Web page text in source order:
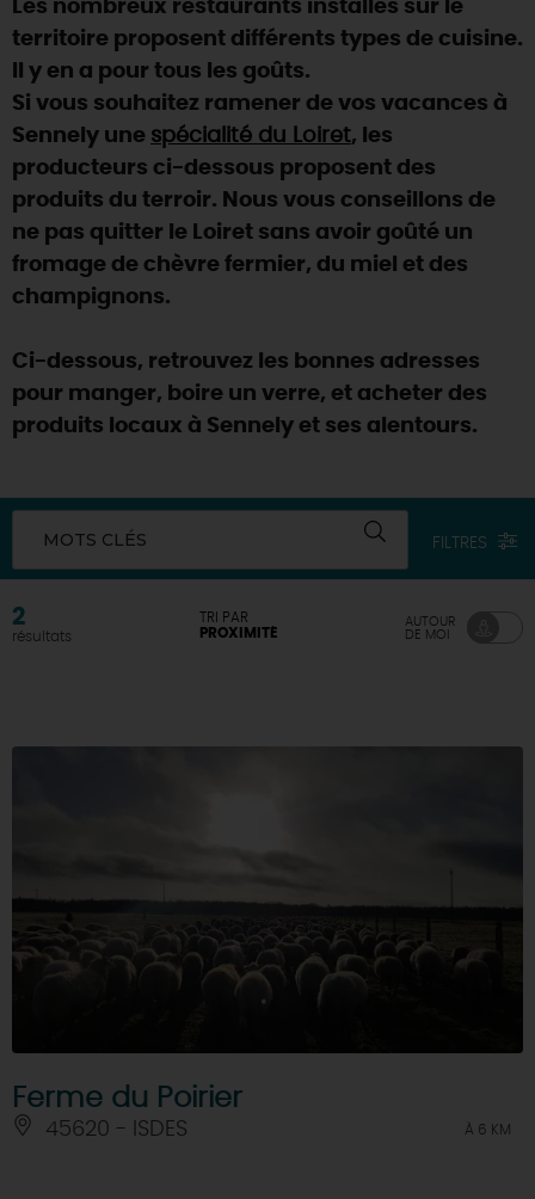
TOUTES LES ACTIVITÉS
Visitesgourmandeset créatives
Vins et vignobles
Chic, une aire de pique-nique
Par ici lesguinguettes
Que rapporter du Loiret ?
La Route des Métiers d'Art
TOUT L'ART DE VIVRE
Des vacances auprès des animaux 🐎
(re)Découvrir les coulisses de la Faïencerie de
Gien !
Expérimenterles parcours Baludik
Une saison de festivals 🎉
Rendez-vous de la nature en 2026
Des sorties en famille dans le Loiret !
2026
Où sortir ?
AUJOURD'HUI
DEMAIN
SE REPÉRER,SE DÉPLACER
INFOS &SERVICES
RÉSERVER MAINTENANT
Les nombreux restaurants installés sur le
territoire proposent différents types de cuisine.
Il y en a pour tous les goûts.
Si vous souhaitez ramener de vos vacances à
Sennely une spécialité du Loiret, les
producteurs ci-dessous proposent des
produits du terroir. Nous vous conseillons de
ne pas quitter le Loiret sans avoir goûté un
fromage de chèvre fermier, du miel et des
champignons.
Ci-dessous, retrouvez les bonnes adresses
pour manger, boire un verre, et acheter des
produits locaux à Sennely et ses alentours.
MOTS CLÉS FILTRES
2
résultats
TRI PAR
PROXIMITÉ
AUTOUR
DE MOI
Ferme du Poirier
45620 - ISDES À 6 KM